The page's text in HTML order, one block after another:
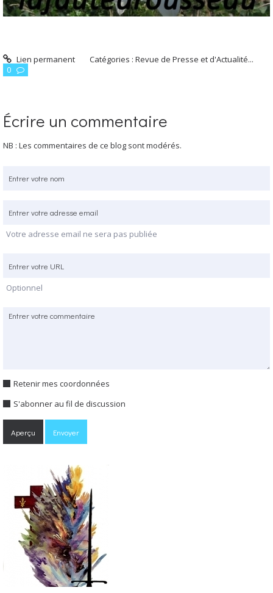
Lien permanent Catégories :Revue de Presse et d'Actualité...
0
Écrire un commentaire
NB : Les commentaires de ce blog sont modérés.
Votre adresse email ne sera pas publiée
Optionnel
Retenir mes coordonnées
S'abonner au fil de discussion